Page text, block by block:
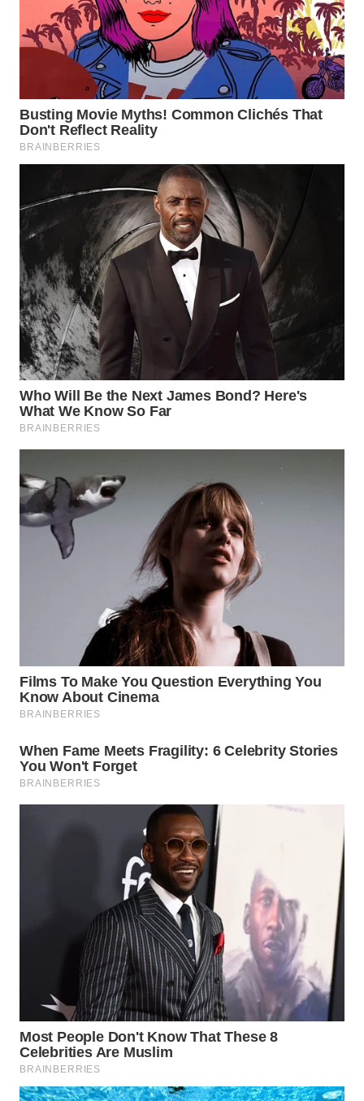
KARO
WN
SIMALUNGUN
WN
LABUHANBATU
TAPANULI
WN DELI
SERDANG
WN
TEBING
TINGGI
WN
PAKPAK
KARAWANG
WN
BEKASI
WN
TAPANULI
WN
SAMOSIR
SUMEDANG
WN
KEPULAUAN
SERIBU